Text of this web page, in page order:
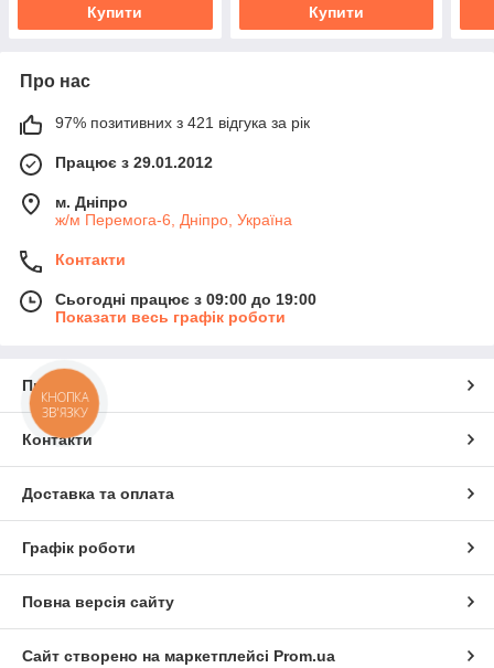
Купити Купити
Про нас
97% позитивних з 421 відгука за рік
Працює з 29.01.2012
м. Дніпро
ж/м Перемога-6, Дніпро, Україна
Контакти
Сьогодні працює з 09:00 до 19:00
Показати весь графік роботи
Про нас
Контакти
Доставка та оплата
Графік роботи
Повна версія сайту
Сайт створено на маркетплейсі Prom.ua
КНОПКА
ЗВ'ЯЗКУ